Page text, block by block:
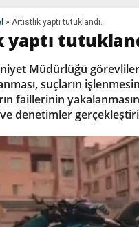
» Artistlik yaptı tutuklandı.
Müdürlüğü
suçların
faillerinin
denetimler